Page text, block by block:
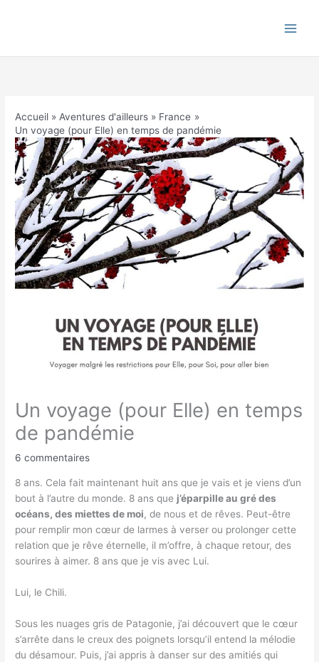
Accueil Aventures d'ailleurs
France
Un voyage (pour Elle) en temps de pandémie
Un voyage (pour Elle) en temps
de pandémie
6 commentaires
8 ans. Cela fait maintenant huit ans que je vais et je viens d’un
bout à l’autre du monde. 8 ans que j’éparpille au gré des
océans, des miettes de moi, de nous et de rêves. Peut-être
pour remplir mon cœur de larmes à verser ou prolonger cette
relation que je rêve éternelle, il m’offre, à chaque retour, des
sourires à aimer. 8 ans que je vis avec Lui.
Lui, le Chili.
Sous les nuages gris de Patagonie, j’ai découvert que le cœur
s’arrête dans le creux des poignets lorsqu’il entend la mélodie
du désamour. Puis, j’ai appris à danser sur des amitiés qui